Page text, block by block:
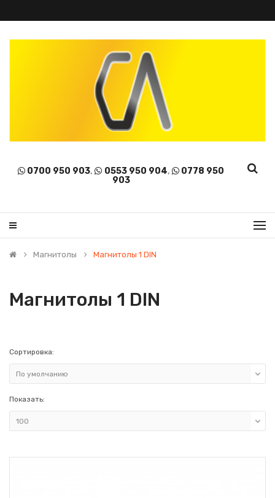
0700 950 903, 0553 950 904,
0778 950
903
Магнитолы Магнитолы 1 DIN
Магнитолы 1 DIN
Сортировка:
Показать: